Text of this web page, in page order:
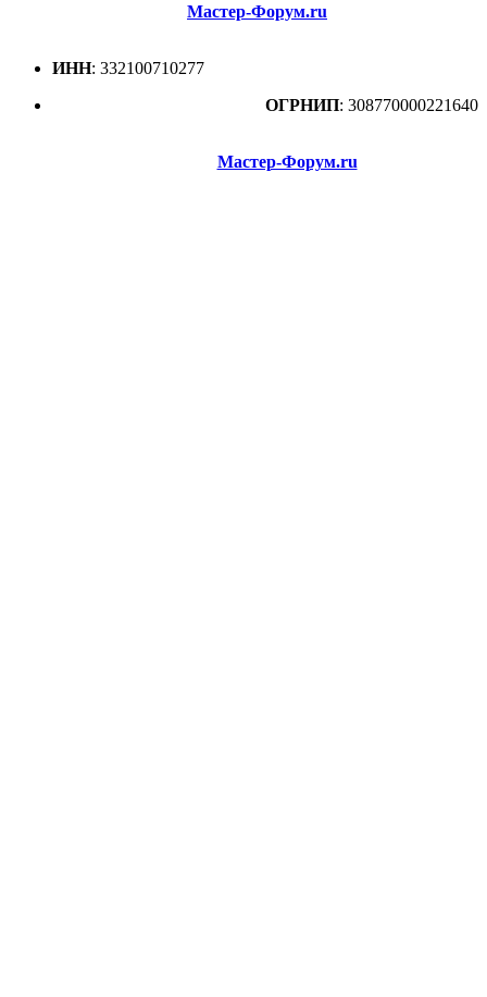
Мастер-Форум.ru
ИНН: 332100710277
ОГРНИП: 308770000221640
Мастер-Форум.ru